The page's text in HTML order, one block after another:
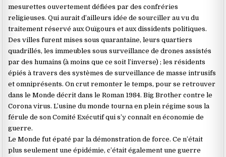
mesurettes ouvertement défiées par des confréries
religieuses. Qui aurait d’ailleurs idée de sourciller au vu du
traitement réservé aux Ouïgours et aux dissidents politiques.
Des villes furent mises sous quarantaine, leurs quartiers
quadrillés, les immeubles sous surveillance de drones assistés
par des humains (à moins que ce soit l’inverse) ; les résidents
épiés à travers des systèmes de surveillance de masse intrusifs
et omniprésents. On crut remonter le temps, pour se retrouver
dans le Monde décrit dans le Roman 1984. Big Brother contre le
Corona virus. L’usine du monde tourna en plein régime sous la
férule de son Comité Exécutif qui s’y connaît en économie de
guerre.
Le Monde fut épaté par la démonstration de force. Ce n’était
plus seulement une épidémie, c’était également une guerre